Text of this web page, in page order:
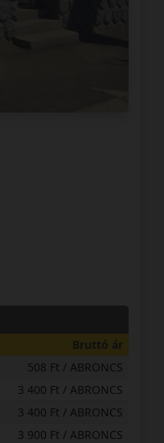
Bruttó ár
508 Ft / ABRONCS
3 400 Ft / ABRONCS
3 400 Ft / ABRONCS
3 900 Ft / ABRONCS